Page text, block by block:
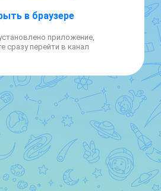
в браузере
приложение,
сразу перейти в канал